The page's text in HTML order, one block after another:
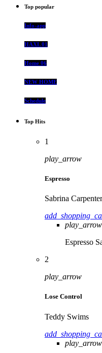
Top popular
Info-app
HAXL 01
Home 06
NEW HOME
Schedule
Top Hits
1
play_arrow
Espresso
Sabrina Carpenter
play_arrow
Espresso
2
play_arrow
Lose Control
Teddy Swims
play_arrow